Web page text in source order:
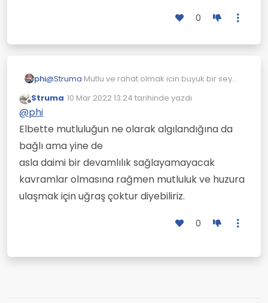
Mutlu ve rahat olduğu için büyük bir şey
0
phi@Struma Mutlu ve rahat olmak icin buyuk bir sey
Çevrimdışı
Struma 10 Mar 2022 13:24 tarihinde yazdı
Son düzenleyen:
@phi
Elbette mutluluğun ne olarak algılandığına da
bağlı ama yine de
asla daimi bir devamlılık sağlayamayacak
kavramlar olmasına rağmen mutluluk ve huzura
ulaşmak için uğraş çoktur diyebiliriz.
0